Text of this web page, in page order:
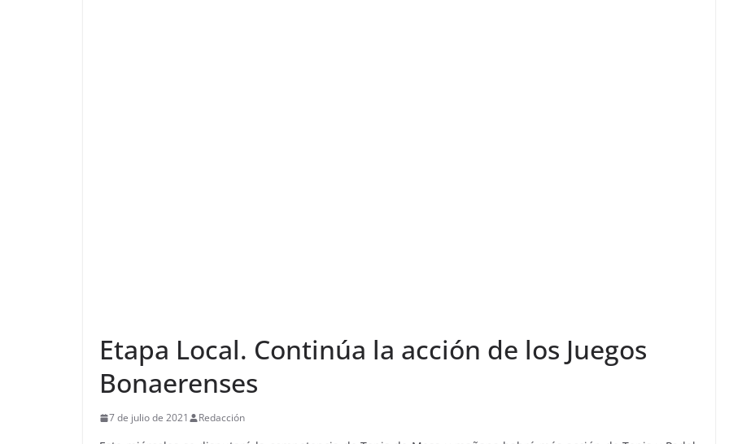
Etapa Local. Continúa la acción de los Juegos
Bonaerenses
7 de julio de 2021 Redacción